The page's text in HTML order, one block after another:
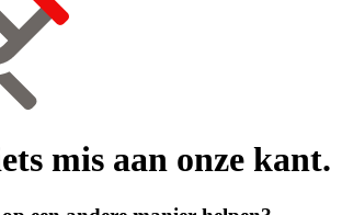
mis aan onze kant.